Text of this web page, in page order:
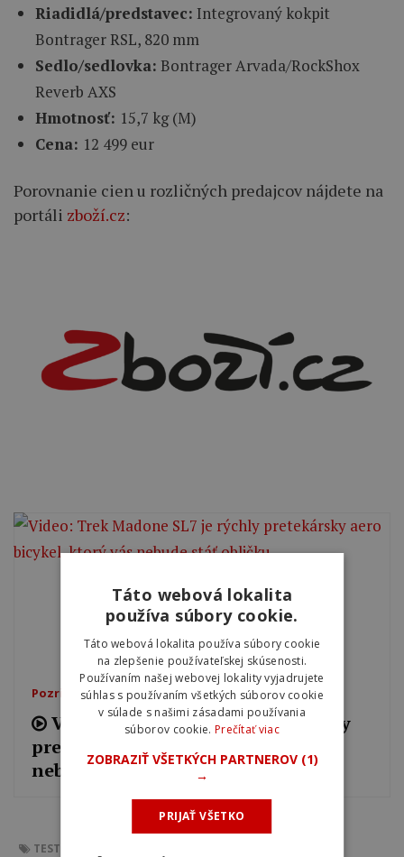
Riadidlá/predstavec: Integrovaný kokpit
Bontrager RSL, 820 mm
Sedlo/sedlovka: Bontrager Arvada/RockShox
Reverb AXS
Hmotnosť: 15,7 kg (M)
Cena: 12 499 eur
Porovnanie cien u rozličných predajcov nájdete na
portáli zboží.cz:
Pozrite si tiež
Video: Trek Madone SL7 je rýchly
pretekársky aero bicykel, ktorý vás
nebude stáť obličku
TEST
Táto webová lokalita
používa súbory cookie.
Táto webová lokalita používa súbory cookie
na zlepšenie používateľskej skúsenosti.
Používaním našej webovej lokality vyjadrujete
súhlas s používaním všetkých súborov cookie
v súlade s našimi zásadami používania
súborov cookie. Prečítať viac
ZOBRAZIŤ VŠETKÝCH PARTNEROV (1)
→
PRIJAŤ VŠETKO